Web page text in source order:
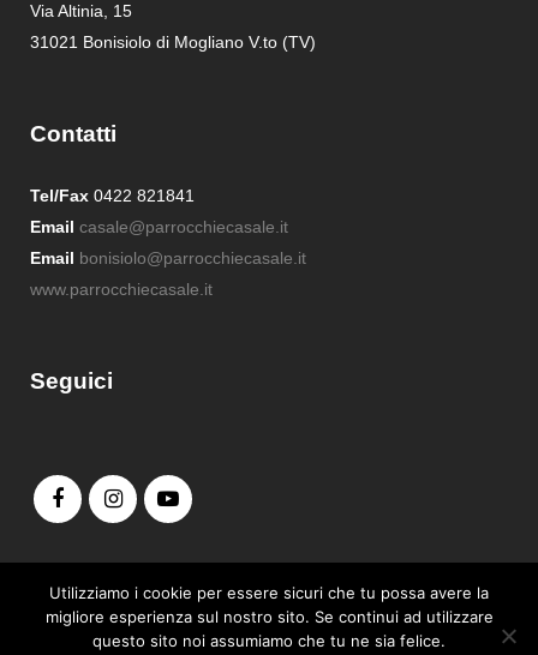
Via Altinia, 15
31021 Bonisiolo di Mogliano V.to (TV)
Contatti
Tel/Fax 0422 821841
Email casale@parrocchiecasale.it
Email bonisiolo@parrocchiecasale.it
www.parrocchiecasale.it
Seguici
Utilizziamo i cookie per essere sicuri che tu possa avere la
migliore esperienza sul nostro sito. Se continui ad utilizzare
questo sito noi assumiamo che tu ne sia felice.